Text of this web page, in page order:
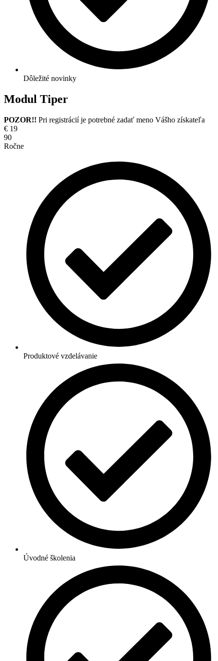
Dôležité novinky
Modul Tiper
POZOR!! Pri registrácií je potrebné zadať meno Vášho získateľa
€ 19
90
Ročne
Produktové vzdelávanie
Úvodné školenia